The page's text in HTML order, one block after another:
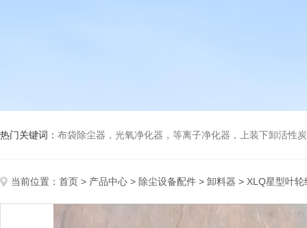
热门关键词： 布袋除尘器，光氧净化器，等离子净化器，上装下卸活性炭吸附箱，打磨除尘
当前位置： 首页 > 产品中心 > 除尘设备配件 > 卸料器 > XLQ星型叶